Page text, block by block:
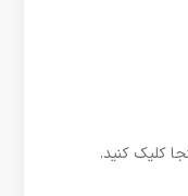
کلیک کنید.